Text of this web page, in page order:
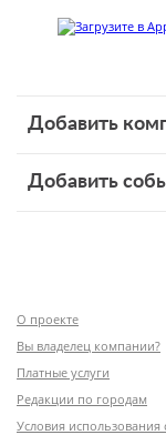
Добавить
Добавить
О проекте
Вы владелец компании?
Платные услуги
Редакции по городам
Условия использования